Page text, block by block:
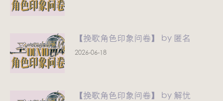
【挽歌角色印象问卷】 by 匿名
2026-06-18
【挽歌角色印象问卷】 by 解忧